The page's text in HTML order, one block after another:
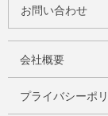
お問い合わせ
会社概要
プライバシーポ